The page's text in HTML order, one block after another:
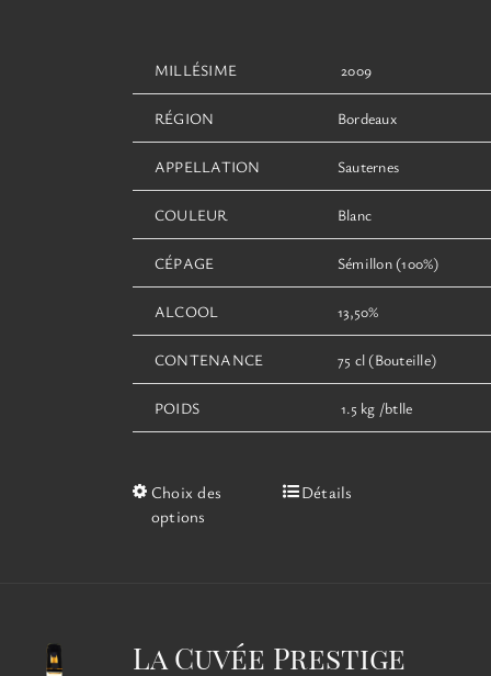
MILLÉSIME 2009
RÉGION Bordeaux
APPELLATION Sauternes
COULEUR Blanc
CÉPAGE Sémillon (100%)
ALCOOL 13,50%
CONTENANCE 75 cl (Bouteille)
POIDS 1.5 kg /btlle
Choix des
options
Ce
peuvent
Détails
La Cuvée Prestige